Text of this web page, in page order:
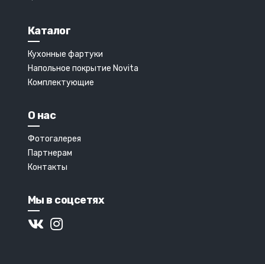
Каталог
Кухонные фартуки
Напольное покрытие Novita
Комплектующие
О нас
Фотогалерея
Партнерам
Контакты
Мы в соцсетях